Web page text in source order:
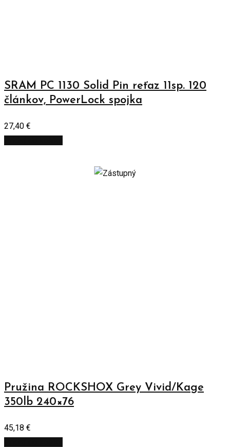
SRAM PC 1130 Solid Pin reťaz 11sp. 120
článkov, PowerLock spojka
27,40 €
Pružina ROCKSHOX Grey Vivid/Kage
350lb 240×76
45,18 €